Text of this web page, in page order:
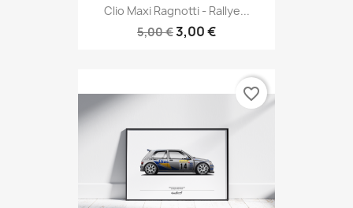
Clio Maxi Ragnotti - Rallye...
5,00 €3,00 €
favorite_border